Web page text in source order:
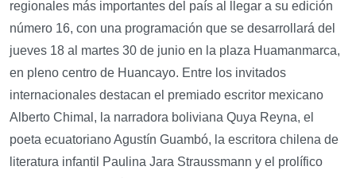
regionales más importantes del país al llegar a su edición
número 16, con una programación que se desarrollará del
jueves 18 al martes 30 de junio en la plaza Huamanmarca,
en pleno centro de Huancayo. Entre los invitados
internacionales destacan el premiado escritor mexicano
Alberto Chimal, la narradora boliviana Quya Reyna, el
poeta ecuatoriano Agustín Guambó, la escritora chilena de
literatura infantil Paulina Jara Straussmann y el prolífico